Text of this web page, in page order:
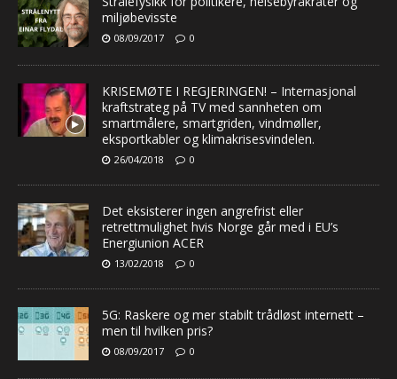
miljøbevisste
08/09/2017 0
KRISEMØTE I REGJERINGEN! – Internasjonal
kraftstrateg på TV med sannheten om
smartmålere, smartgriden, vindmøller,
eksportkabler og klimakrisesvindelen.
26/04/2018 0
Det eksisterer ingen angrefrist eller
retrettmulighet hvis Norge går med i EU’s
Energiunion ACER
13/02/2018 0
5G: Raskere og mer stabilt trådløst internett –
men til hvilken pris?
08/09/2017 0